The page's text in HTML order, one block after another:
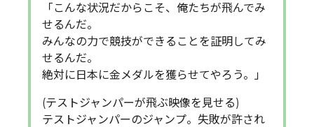
「こんな状況だからこそ、俺たちが飛んでみ
せるんだ。
みんなの力で競技ができることを証明してみ
せるんだ。
絶対に日本に金メダルを獲らせてやろう。」
(テストジャンパーが飛ぶ映像を見せる)
テストジャンパーのジャンプ。失敗が許され